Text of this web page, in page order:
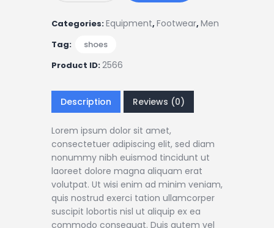
Categories:Equipment, Footwear, Men
Tag:
shoes
Product ID:2566
Description Reviews (0)
Lorem ipsum dolor sit amet,
consectetuer adipiscing elit, sed diam
nonummy nibh euismod tincidunt ut
laoreet dolore magna aliquam erat
volutpat. Ut wisi enim ad minim veniam,
quis nostrud exerci tation ullamcorper
suscipit lobortis nisl ut aliquip ex ea
commodo consequat. Duis autem vel